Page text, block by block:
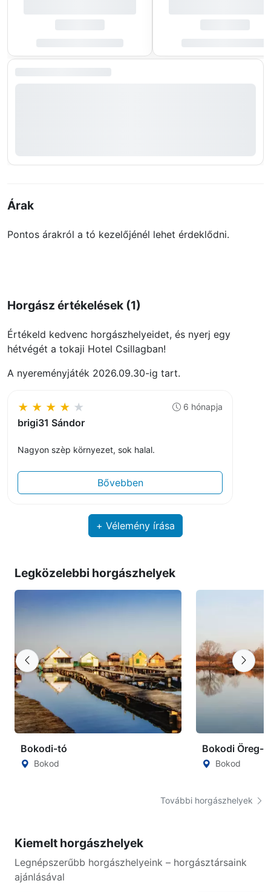
Árak
Pontos árakról a tó kezelőjénél lehet érdeklődni.
Horgász értékelések (1)
Értékeld kedvenc horgászhelyeidet, és nyerj egy
hétvégét a tokaji Hotel Csillagban!
A nyereményjáték 2026.09.30-ig tart.
★ ★ ★ ★ ★
brigi31 Sándor
6 hónapja
Nagyon szèp környezet, sok halal.
Bővebben
+ Vélemény írása
Legközelebbi horgászhelyek
Bokodi-tó
Bokod
Bokodi Öreg-
Bokod
További horgászhelyek
Kiemelt horgászhelyek
Legnépszerűbb horgászhelyeink – horgásztársaink
ajánlásával